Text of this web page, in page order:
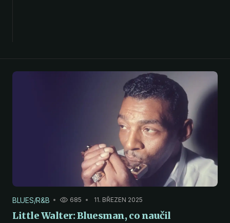
BLUES/R&B 685 11. BŘEZEN 2025
Little Walter: Bluesman, co naučil